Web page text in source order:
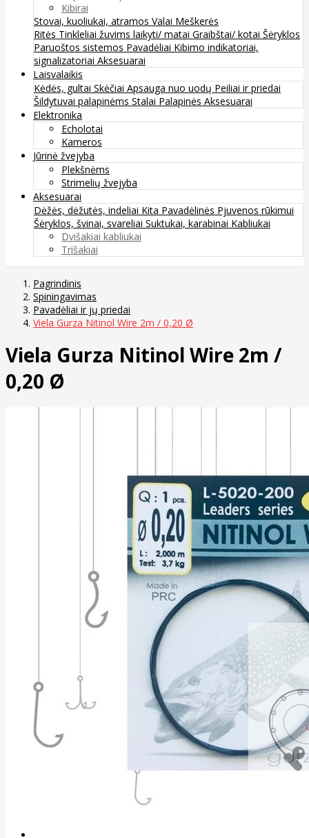
Kibirai
Stovai, kuoliukai, atramos Valai Meškerės
Ritės Tinkleliai žuvims laikyti/ matai Graibštai/ kotai Šėryklos
Paruoštos sistemos Pavadėliai Kibimo indikatoriai,
signalizatoriai Aksesuarai
Laisvalaikis
Kėdės, gultai Skėčiai Apsauga nuo uodų Peiliai ir priedai
Šildytuvai palapinėms Stalai Palapinės Aksesuarai
Elektronika
Echolotai
Kameros
Jūrinė žvejyba
Plekšnėms
Strimelių žvejyba
Aksesuarai
Dėžės, dėžutės, indeliai Kita Pavadėlinės Pjuvenos rūkimui
Šėryklos, švinai, svareliai Suktukai, karabinai Kabliukai
Dvišakiai kabliukai
Trišakiai
Pagrindinis
Spiningavimas
Pavadėliai ir jų priedai
Viela Gurza Nitinol Wire 2m / 0,20 Ø
Viela Gurza Nitinol Wire 2m /
0,20 Ø